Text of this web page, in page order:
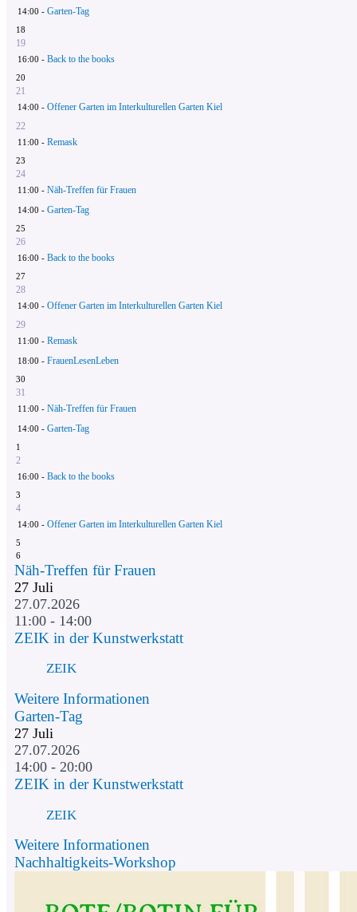
14:00 - Garten-Tag
18
19
16:00 - Back to the books
20
21
14:00 - Offener Garten im Interkulturellen Garten Kiel
22
11:00 - Remask
23
24
11:00 - Näh-Treffen für Frauen
14:00 - Garten-Tag
25
26
16:00 - Back to the books
27
28
14:00 - Offener Garten im Interkulturellen Garten Kiel
29
11:00 - Remask
18:00 - FrauenLesenLeben
30
31
11:00 - Näh-Treffen für Frauen
14:00 - Garten-Tag
1
2
16:00 - Back to the books
3
4
14:00 - Offener Garten im Interkulturellen Garten Kiel
5
6
Näh-Treffen für Frauen
27 Juli
27.07.2026
11:00 - 14:00
ZEIK in der Kunstwerkstatt
ZEIK
Weitere Informationen
Garten-Tag
27 Juli
27.07.2026
14:00 - 20:00
ZEIK in der Kunstwerkstatt
ZEIK
Weitere Informationen
Nachhaltigkeits-Workshop